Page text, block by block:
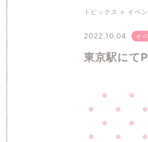
トピックス イベン
2022.10.04 イ
東京駅にて